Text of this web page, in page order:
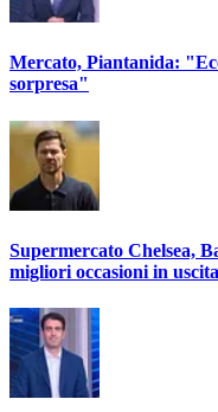
Mercato, Piantanida:
sorpresa"
Supermercato Chelsea,
migliori occasioni in uscita